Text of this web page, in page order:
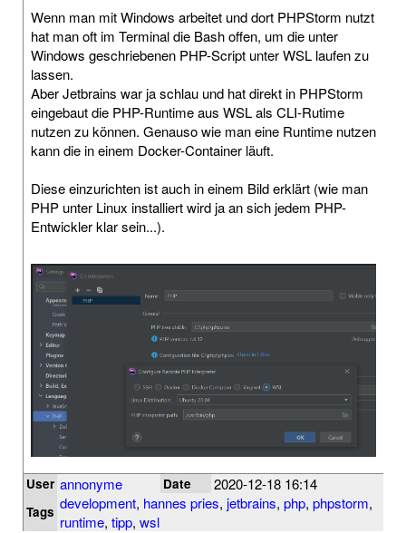
Wenn man mit Windows arbeitet und dort PHPStorm nutzt
hat man oft im Terminal die Bash offen, um die unter
Windows geschriebenen PHP-Script unter WSL laufen zu
lassen.
Aber Jetbrains war ja schlau und hat direkt in PHPStorm
eingebaut die PHP-Runtime aus WSL als CLI-Rutime
nutzen zu können. Genauso wie man eine Runtime nutzen
kann die in einem Docker-Container läuft.
Diese einzurichten ist auch in einem Bild erklärt (wie man
PHP unter Linux installiert wird ja an sich jedem PHP-
Entwickler klar sein...).
User annonyme Date 2020-12-18 16:14
Tags development, hannes pries, jetbrains, php, phpstorm,
runtime, tipp, wsl